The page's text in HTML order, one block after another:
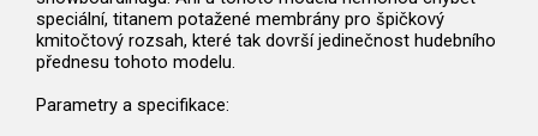
speciální, titanem potažené membrány pro špičkový
kmitočtový rozsah, které tak dovrší jedinečnost hudebního
přednesu tohoto modelu.
Parametry a specifikace: